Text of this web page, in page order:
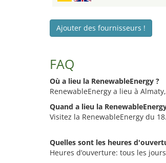
Ajouter des fournisseurs !
FAQ
Où a lieu la RenewableEnergy ?
RenewableEnergy a lieu à
Quand a lieu la
Visitez la RenewableEnergy du
Quelles sont les heures
Heures d’ouverture: tous les